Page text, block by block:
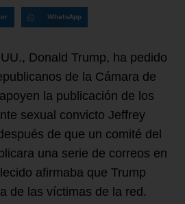
WhatsApp
Donald Trump, ha pedido
de la Cámara de
la publicación de los
sexual convicto Jeffrey
de que un comité del
una serie de correos en
afirmaba que Trump
de las víctimas de la red.